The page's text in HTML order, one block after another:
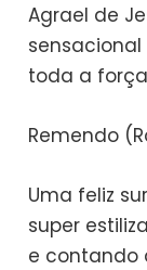
Agrael de
toda a
Remendo
Uma feliz
super
e contando